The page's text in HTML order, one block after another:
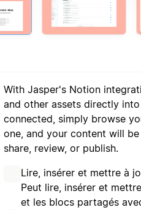
With Jasper's Notion
and other assets directly
connected, simply browse
one, and your content will
share, review, or publish.
Lire, insérer et mettre à
Peut lire, insérer et
et les blocs partagés